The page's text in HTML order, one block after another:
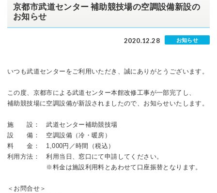
京都市武道センター 補助競技場の空調設備新設の
お知らせ
2020.12.28 お知らせ
いつも武道センターをご利用いただき、誠にありがとうございます。
この度、京都市による武道センター本館改修工事が一部完了し、
補助競技場に空調設備が新設されましたので、お知らせいたします。
施 設： 武道センター補助競技場
設 備： 空調設備（冷・暖房）
料 金： 1,000円／時間（税込）
利用方法： 利用当日、窓口にて申請してください。
※料金は施設利用料とあわせて口座振替となります。
＜お問合せ＞